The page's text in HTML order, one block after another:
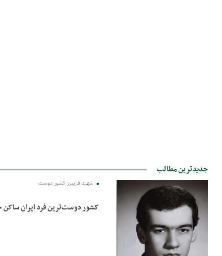
جدیدترین مطالب
شهید فریبرز کشور دوست
کشور دوست‌ترین فرد ایران